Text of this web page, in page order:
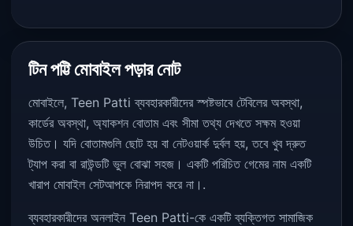
টিন পট্টি মোবাইল পড়ার নোট
মোবাইলে, Teen Patti ব্যবহারকারীদের স্পষ্টভাবে টেবিলের অবস্থা,
কার্ডের অবস্থা, অ্যাকশন বোতাম এবং সীমা তথ্য দেখতে সক্ষম হওয়া
উচিত। যদি বোতামগুলি ছোট হয় বা নেটওয়ার্ক দুর্বল হয়, তবে খুব দ্রুত
ট্যাপ করা বা রাউন্ডটি ভুল বোঝা সহজ। একটি পরিচিত গেমের নাম একটি
খারাপ মোবাইল সেটআপকে নিরাপদ করে না।.
ব্যবহারকারীদের অনলাইন Teen Patti-কে একটি ব্যক্তিগত সামাজিক